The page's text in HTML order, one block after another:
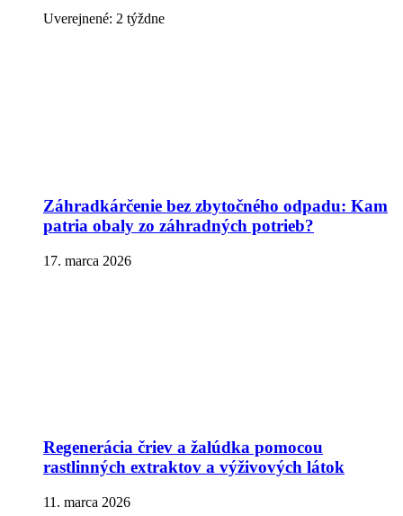
Uverejnené: 2 týždne
Záhradkárčenie bez zbytočného odpadu: Kam
patria obaly zo záhradných potrieb?
17. marca 2026
Regenerácia čriev a žalúdka pomocou
rastlinných extraktov a výživových látok
11. marca 2026